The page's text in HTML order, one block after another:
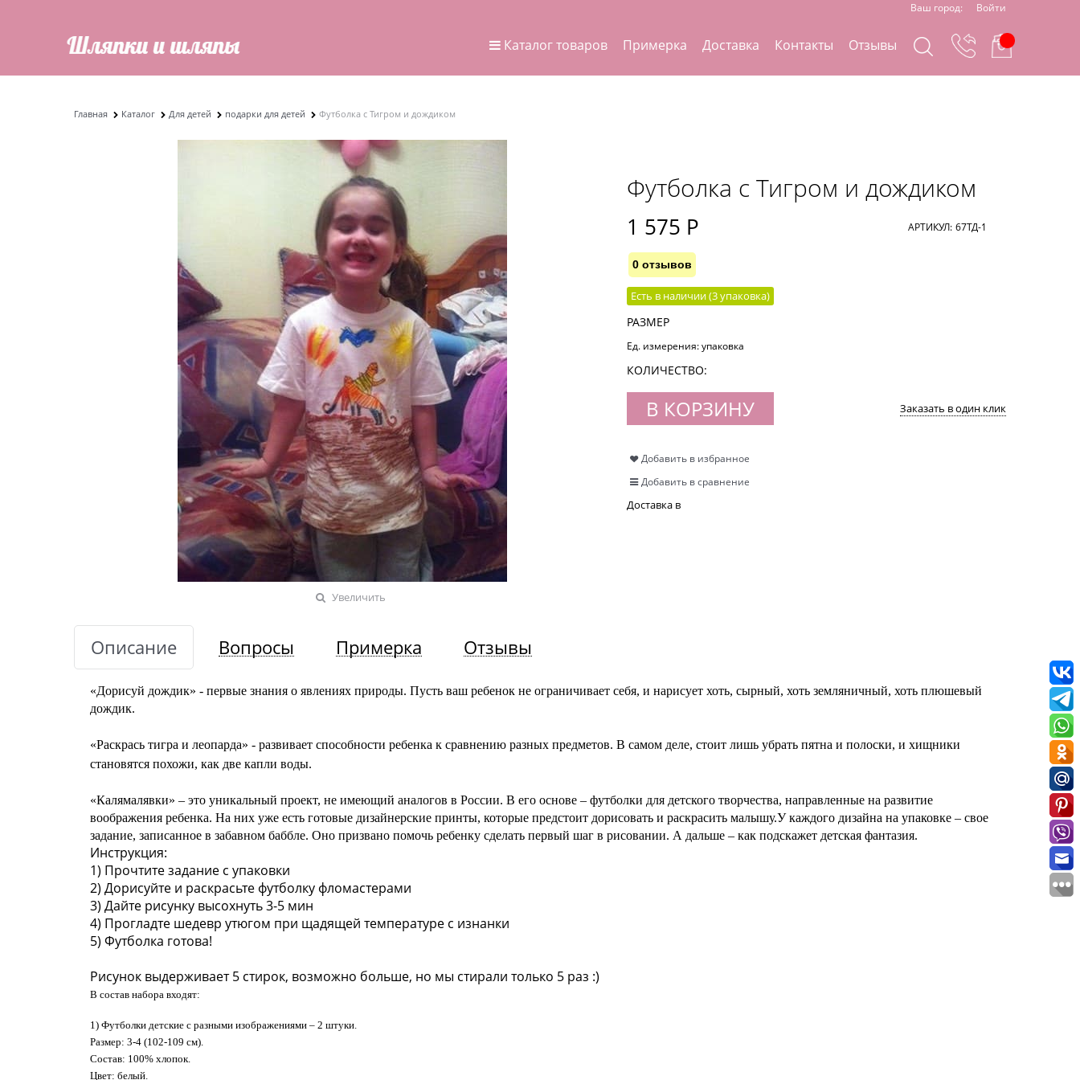
Ваш город: Войти
Каталог товаров Примерка Доставка Контакты Отзывы
Главная Каталог Для детей подарки для детей Футболка с Тигром и дождиком
Увеличить
Футболка с Тигром и дождиком
1 575 Р АРТИКУЛ: 67ТД-1
0 отзывов
Есть в наличии (3упаковка)
РАЗМЕР
Ед. измерения:упаковка
КОЛИЧЕСТВО:
В КОРЗИНУ Заказать в один клик
Добавить в избранное
Добавить в сравнение
Доставка в
Описание Вопросы Примерка Отзывы
«Дорисуй дождик» - первые знания о явлениях природы. Пусть ваш ребенок не ограничивает себя, и нарисует хоть, сырный, хоть земляничный, хоть плюшевый
дождик.
«Раскрась тигра и леопарда» - развивает способности ребенка к сравнению разных предметов. В самом деле, стоит лишь убрать пятна и полоски, и хищники
становятся похожи, как две капли воды.
«Калямалявки» – это уникальный проект, не имеющий аналогов в России. В его основе – футболки для детского творчества, направленные на развитие
воображения ребенка. На них уже есть готовые дизайнерские принты, которые предстоит дорисовать и раскрасить малышу.У каждого дизайна на упаковке – свое
задание, записанное в забавном баббле. Оно призвано помочь ребенку сделать первый шаг в рисовании. А дальше – как подскажет детская фантазия.
Инструкция:
1) Прочтите задание с упаковки
2) Дорисуйте и раскрасьте футболку фломастерами
3) Дайте рисунку высохнуть 3-5 мин
4) Прогладте шедевр утюгом при щадящей температуре с изнанки
5) Футболка готова!
Рисунок выдерживает 5 стирок, возможно больше, но мы стирали только 5 раз :)
В состав набора входят:
1) Футболки детские с разными изображениями – 2 штуки.
Размер: 3-4 (102-109 см)
Состав: 100% хлопок.
Цвет: белый.